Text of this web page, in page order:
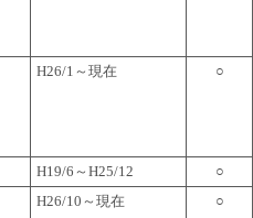
H26/1～現在 ○
H19/6～H25/12
○
H26/10～現在 ○